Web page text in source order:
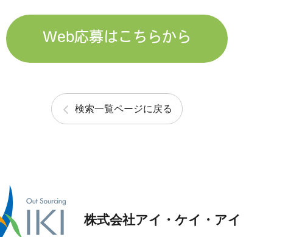
Web応募はこちらから
検索一覧ページに戻る
株式会社アイ・ケイ・アイ